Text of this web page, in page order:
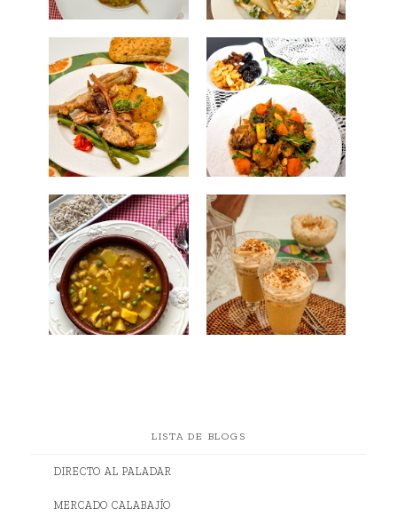
LISTA DE BLOGS
DIRECTO AL PALADAR
MERCADO CALABAJÍO